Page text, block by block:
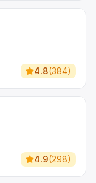
4.8(384)
4.9(298)